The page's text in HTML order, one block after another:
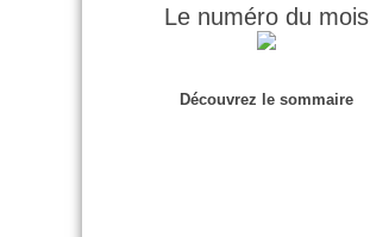
Le numéro du mois
Découvrez le sommaire